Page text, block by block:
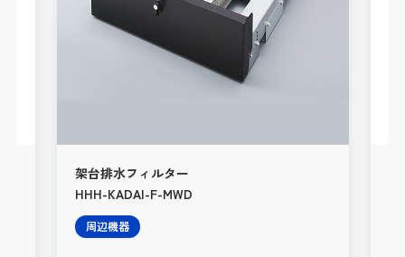
架台排水フィルター
HHH-KADAI-F-MWD
周辺機器